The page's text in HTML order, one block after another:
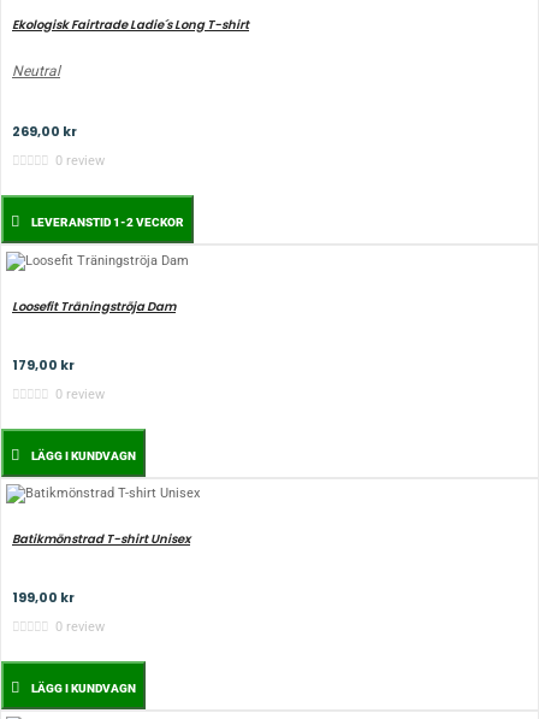
Ekologisk Fairtrade Ladie´s Long T-shirt
Neutral
269,00 kr
0 review
LEVERANSTID 1-2 VECKOR
Loosefit Träningströja Dam
179,00 kr
0 review
LÄGG I KUNDVAGN
Batikmönstrad T-shirt Unisex
199,00 kr
0 review
LÄGG I KUNDVAGN